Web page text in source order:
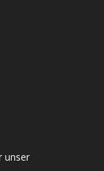
unser